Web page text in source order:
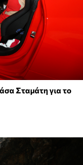
Σταμάτη για το